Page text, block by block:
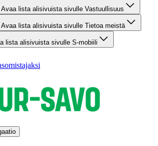
Avaa lista alisivuista sivulle Vastuullisuus
Avaa lista alisivuista sivulle Tietoa meistä
lista alisivuista sivulle S-mobiili